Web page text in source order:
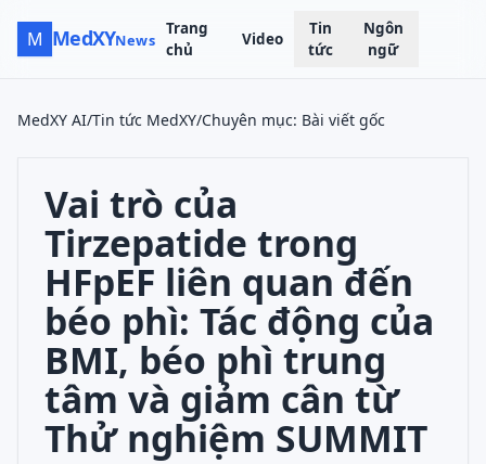
M MedXYNews
Trang
chủ
Video
Tin
tức
Ngôn
ngữ
MedXY AI/Tin tức MedXY/Chuyên mục: Bài viết gốc
Vai trò của
Tirzepatide trong
HFpEF liên quan đến
béo phì: Tác động của
BMI, béo phì trung
tâm và giảm cân từ
Thử nghiệm SUMMIT